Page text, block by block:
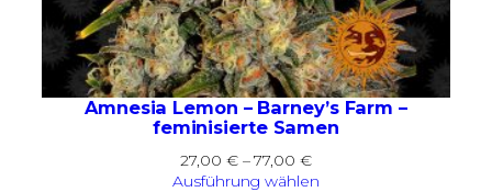
Amnesia Lemon – Barney’s Farm –
feminisierte Samen
27,00 € –77,00 €Preisspanne:
27,00 €
Ausführung wählen